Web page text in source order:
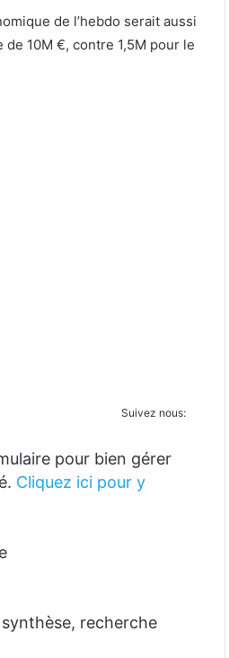
de l’hebdo serait aussi
10M €, contre 1,5M pour le
Suivez nous:
pour bien gérer
Cliquez ici pour y
recherche